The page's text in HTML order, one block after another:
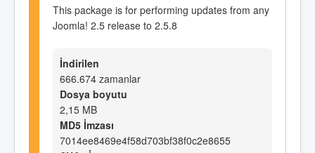
This package is for performing updates from any
Joomla! 2.5 release to 2.5.8
İndirilen
666.674 zamanlar
Dosya boyutu
2,15 MB
MD5 İmzası
7014ee8469e4f58d703bf38f0c2e8655